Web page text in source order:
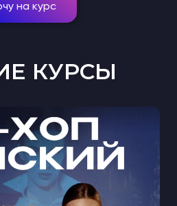
на курс
КУРСЫ
ЖЕНСКИЙ ХИП-